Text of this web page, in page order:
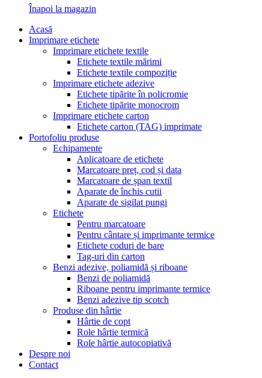
Înapoi la magazin
Acasă
Imprimare etichete
Imprimare etichete textile
Etichete textile mărimi
Etichete textile compoziție
Imprimare etichete adezive
Etichete tipărite în policromie
Etichete tipărite monocrom
Imprimare etichete carton
Etichete carton (TAG) imprimate
Portofoliu produse
Echipamente
Aplicatoare de etichete
Marcatoare preț, cod și data
Marcatoare de șpan textil
Aparate de închis cutii
Aparate de sigilat pungi
Etichete
Pentru marcatoare
Pentru cântare și imprimante termice
Etichete coduri de bare
Tag-uri din carton
Benzi adezive, poliamidă și riboane
Benzi de poliamidă
Riboane pentru imprimante termice
Benzi adezive tip scotch
Produse din hârtie
Hârtie de copt
Role hârtie termică
Role hârtie autocopiativă
Despre noi
Contact